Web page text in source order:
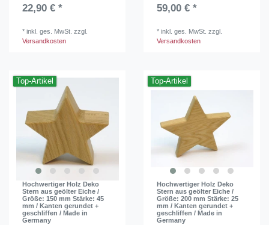
22,90 € *
*inkl. ges. MwSt. zzgl.
Versandkosten
59,00 € *
*inkl. ges. MwSt. zzgl.
Versandkosten
Top-Artikel
Hochwertiger Holz Deko
Stern aus geölter Eiche /
Größe: 150 mm Stärke: 45
mm / Kanten gerundet +
geschliffen / Made in
Germany
Top-Artikel
Hochwertiger Holz Deko
Stern aus geölter Eiche /
Größe: 200 mm Stärke: 25
mm / Kanten gerundet +
geschliffen / Made in
Germany